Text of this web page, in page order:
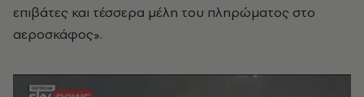
επιβάτες και τέσσερα μέλη του πληρώματος στο
αεροσκάφος».